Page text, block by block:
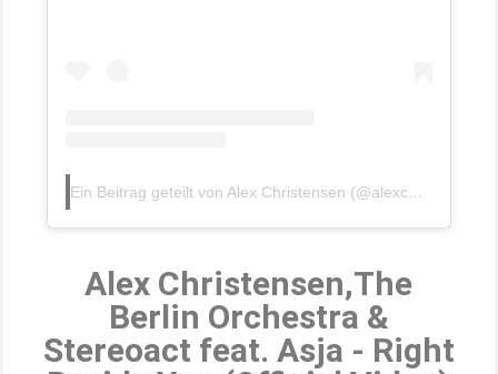
Ein Beitrag geteilt von Alex Christensen (@alexchristensen_u96)
Alex Christensen,The
Berlin Orchestra &
Stereoact feat. Asja - Right